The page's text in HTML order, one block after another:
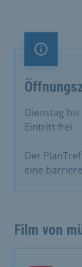
Dienstag
Eintritt frei
Der
eine
Film von